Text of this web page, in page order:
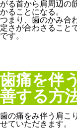
がる首から肩周辺の
かることになる。
つまり、歯のかみ合
定さが合わさること
です。
歯痛を伴
善する方
歯の痛をみ伴う肩こ
せていただきます。